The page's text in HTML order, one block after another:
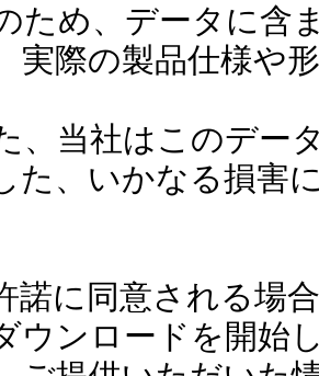
め、データに含
実際の製品仕様や
当社はこのデー
た、いかなる損害
諾に同意される場
ウンロードを開始